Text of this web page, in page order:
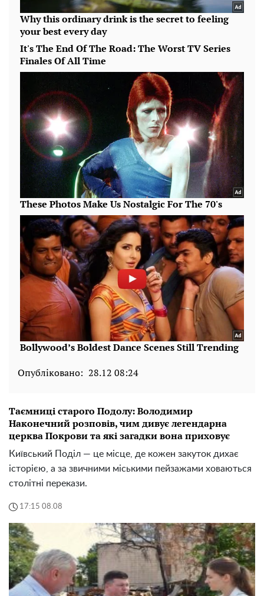
Опубліковано: 28.12 08:24
Таємниці старого Подолу: Володимир
Наконечний розповів, чим дивує легендарна
церква Покрови та які загадки вона приховує
Київський Поділ — це місце, де кожен закуток дихає
історією, а за звичними міськими пейзажами ховаються
столітні перекази.
17:15 08.08